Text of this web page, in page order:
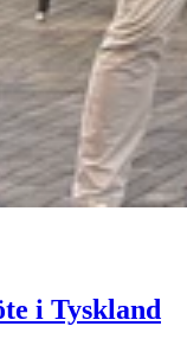
i Tyskland